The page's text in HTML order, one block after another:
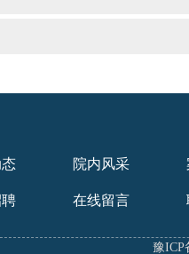
院内风采
在线留言
豫ICP